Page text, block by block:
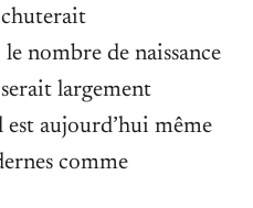
nombre de naissance
largement
aujourd’hui même
comme